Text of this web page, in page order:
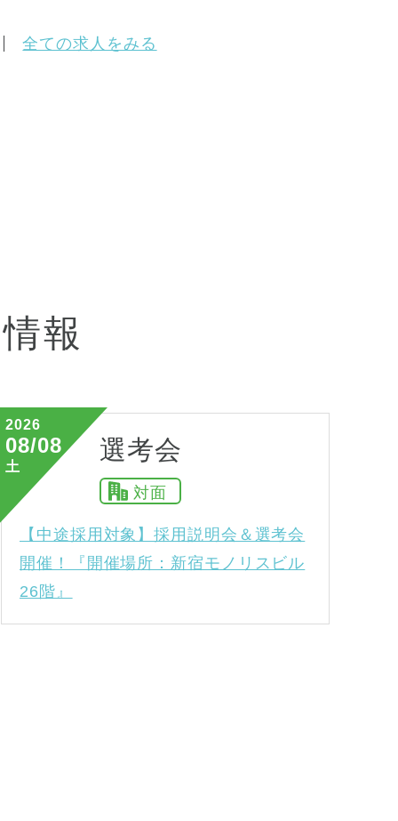
全ての求人をみる
報
2026
08/08
土
選考会
対面
【中途採用対象】採用説明会＆選考会
開催！『開催場所：新宿モノリスビル
26階』